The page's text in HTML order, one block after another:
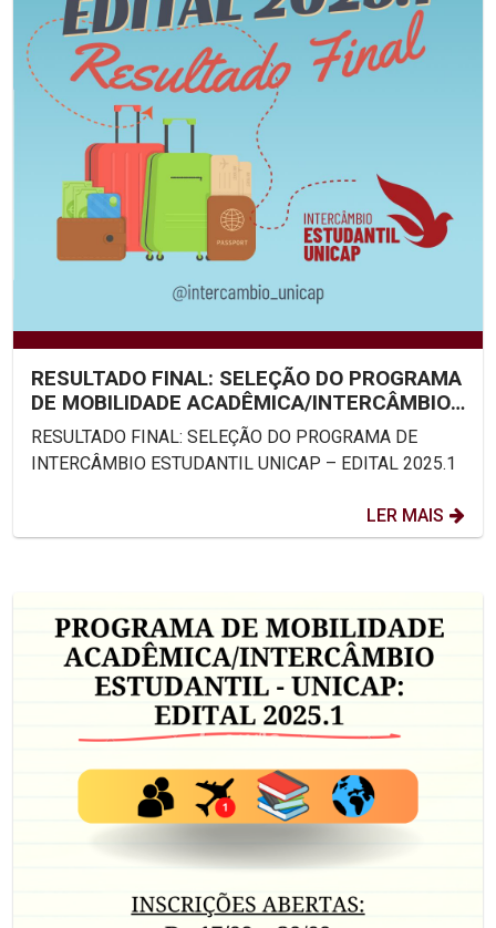
RESULTADO FINAL: SELEÇÃO DO PROGRAMA
DE MOBILIDADE ACADÊMICA/INTERCÂMBIO
ESTUDANTIL UNICAP –...
RESULTADO FINAL: SELEÇÃO DO PROGRAMA DE
INTERCÂMBIO ESTUDANTIL UNICAP – EDITAL 2025.1
LER MAIS